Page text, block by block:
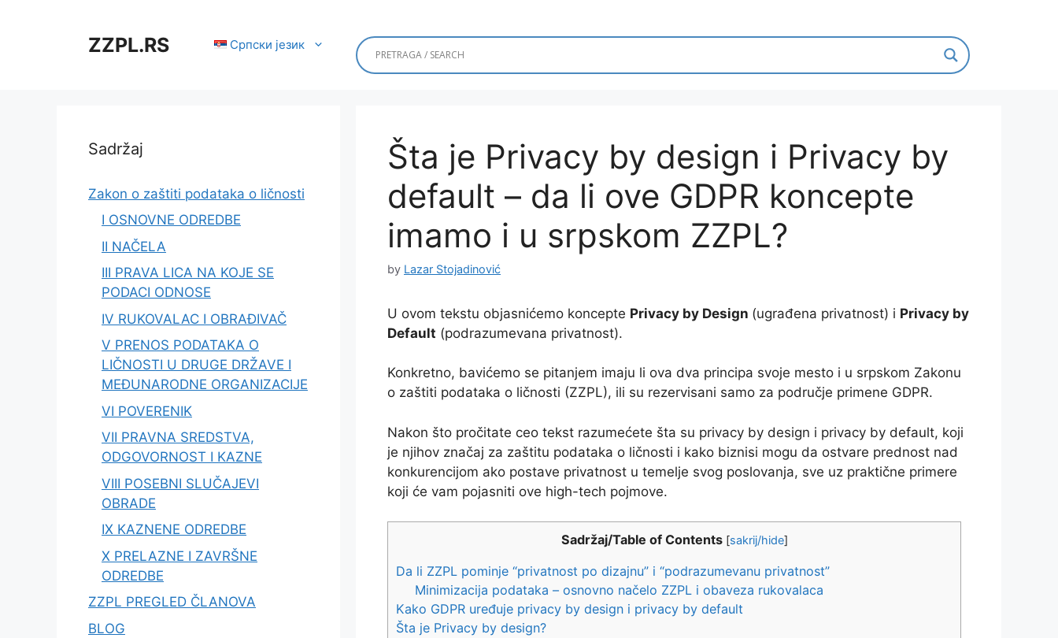
ZZPL.RS Српски језик
Šta je Privacy by design i Privacy by
default – da li ove GDPR koncepte
imamo i u srpskom ZZPL?
by Lazar Stojadinović
U ovom tekstu objasnićemo koncepte Privacy by Design (ugrađena privatnost) i Privacy by
Default (podrazumevana privatnost).
Konkretno, bavićemo se pitanjem imaju li ova dva principa svoje mesto i u srpskom Zakonu
o zaštiti podataka o ličnosti (ZZPL), ili su rezervisani samo za područje primene GDPR.
Nakon što pročitate ceo tekst razumećete šta su privacy by design i privacy by default, koji
je njihov značaj za zaštitu podataka o ličnosti i kako biznisi mogu da ostvare prednost nad
konkurencijom ako postave privatnost u temelje svog poslovanja, sve uz praktične primere
koji će vam pojasniti ove high-tech pojmove.
Sadržaj/Table of Contents [sakrij/hide]
Da li ZZPL pominje “privatnost po dizajnu” i “podrazumevanu privatnost”
Minimizacija podataka – osnovno načelo ZZPL i obaveza rukovalaca
Kako GDPR uređuje privacy by design i privacy by default
Šta je Privacy by design?
Sadržaj
Zakon o zaštiti podataka o ličnosti
I OSNOVNE ODREDBE
II NAČELA
III PRAVA LICA NA KOJE SE
PODACI ODNOSE
IV RUKOVALAC I OBRAĐIVAČ
V PRENOS PODATAKA O
LIČNOSTI U DRUGE DRŽAVE I
MEĐUNARODNE ORGANIZACIJE
VI POVERENIK
VII PRAVNA SREDSTVA,
ODGOVORNOST I KAZNE
VIII POSEBNI SLUČAJEVI
OBRADE
IX KAZNENE ODREDBE
X PRELAZNE I ZAVRŠNE
ODREDBE
ZZPL PREGLED ČLANOVA
BLOG